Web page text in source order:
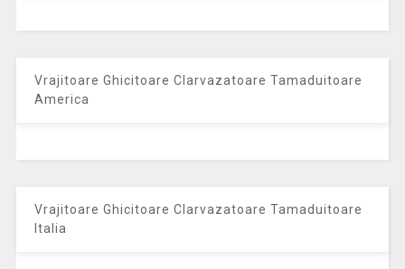
Vrajitoare Ghicitoare Clarvazatoare Tamaduitoare
America
Vrajitoare Ghicitoare Clarvazatoare Tamaduitoare
Italia